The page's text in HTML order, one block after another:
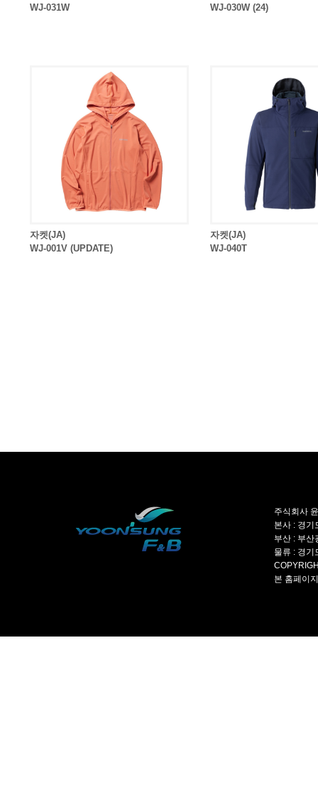
WJ-031W
WJ-030W (24)
자켓(JA)
WJ-001V (UPDATE)
자켓(JA)
WJ-040T
주식회사
본사 : 경
부산 : 부
물류 : 경
본 홈페이